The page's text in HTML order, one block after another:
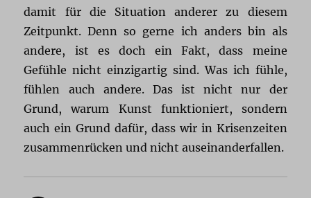
damit für die Situation anderer zu diesem
Zeitpunkt. Denn so gerne ich anders bin als
andere, ist es doch ein Fakt, dass meine
Gefühle nicht einzigartig sind. Was ich fühle,
fühlen auch andere. Das ist nicht nur der
Grund, warum Kunst funktioniert, sondern
auch ein Grund dafür, dass wir in Krisenzeiten
zusammenrücken und nicht auseinanderfallen.